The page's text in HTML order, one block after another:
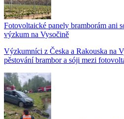
Fotovoltaické panely bramborám ani
výzkum na Vysočině
Výzkumníci z Česka a Rakouska na
pěstování brambor a sóji mezi